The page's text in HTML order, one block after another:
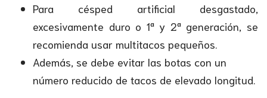
Para césped artificial desgastado,
excesivamente duro o 1ª y 2ª generación, se
recomienda usar multitacos pequeños.
Además, se debe evitar las botas con un
número reducido de tacos de elevado longitud.